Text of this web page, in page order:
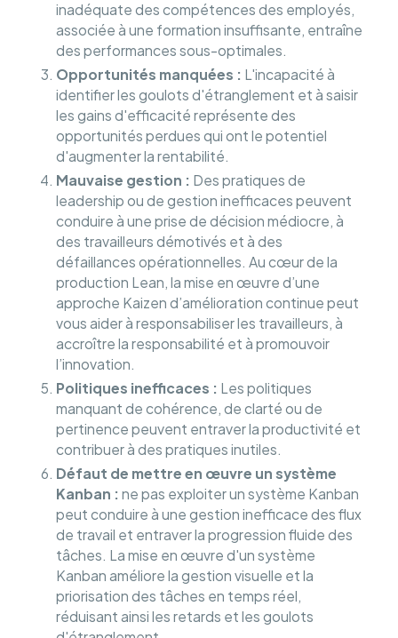
inadéquate des compétences des employés,
associée à une formation insuffisante, entraîne
des performances sous-optimales.
Opportunités manquées : L'incapacité à
identifier les goulots d'étranglement et à saisir
les gains d'efficacité représente des
opportunités perdues qui ont le potentiel
d'augmenter la rentabilité.
Mauvaise gestion : Des pratiques de
leadership ou de gestion inefficaces peuvent
conduire à une prise de décision médiocre, à
des travailleurs démotivés et à des
défaillances opérationnelles. Au cœur de la
production Lean, la mise en œuvre d’une
approche Kaizen d’amélioration continue peut
vous aider à responsabiliser les travailleurs, à
accroître la responsabilité et à promouvoir
l’innovation.
Politiques inefficaces : Les politiques
manquant de cohérence, de clarté ou de
pertinence peuvent entraver la productivité et
contribuer à des pratiques inutiles.
Défaut de mettre en œuvre un système
Kanban : ne pas exploiter un système Kanban
peut conduire à une gestion inefficace des flux
de travail et entraver la progression fluide des
tâches. La mise en œuvre d'un système
Kanban améliore la gestion visuelle et la
priorisation des tâches en temps réel,
réduisant ainsi les retards et les goulots